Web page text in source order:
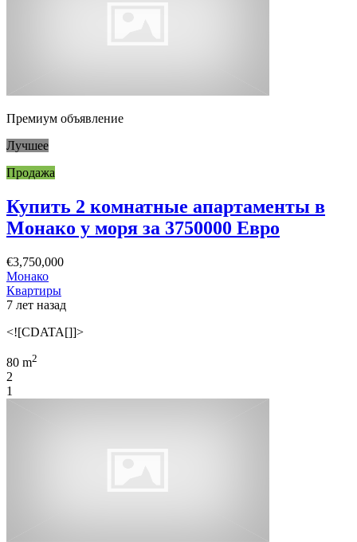
Премиум объявление
Лучшее
Продажа
Купить 2 комнатные апартаменты в
Монако у моря за 3750000 Евро
€3,750,000
Монако
Квартиры
7 лет назад
<![CDATA[]]>
80 m2
2
1